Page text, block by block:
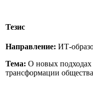
Тезис
Направление: ИТ-
Тема: О новых
трансформации общества